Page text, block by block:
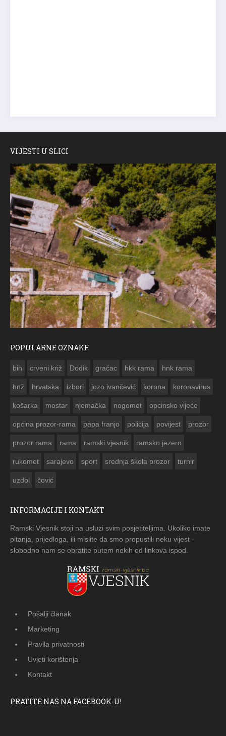
VIJESTI U SLICI
POPULARNE OZNAKE
bih crveni križ Dodik gračac hkk rama hnk rama
hnž hrvatska izbori jozo ivančević korona koronavirus
košarka mostar njemačka nogomet opcinsko vijeće
općina prozor-rama papa franjo policija povijest prozor
prozor rama rama ramski vjesnik ramsko jezero
rukomet sarajevo sport srednja škola prozor turnir
uzdol čović
INFORMACIJE I KONTAKT
Ramski Vjesnik stoji na usluzi svim posjetiteljima. Ukoliko imate
pitanja, prijedloga, ili mislite da smo propustili neku vijest -
slobodno nam se obratite putem nekih od linkova ispod.
Pošalji članak
Marketing
Pravila privatnosti
Uvjeti korištenja
Kontakt
PRATITE NAS NA FACEBOOK-U!